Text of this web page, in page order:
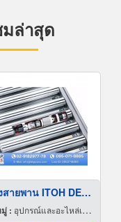
ล่าสุด
ลูกกลิ้งสายพาน ITOH DENKI (Roller)
: อุปกรณ์และอะไหล่เครื่องลำเลียงวัสดุ